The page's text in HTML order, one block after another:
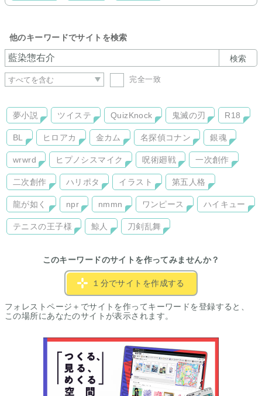
他のキーワードでサイトを検索
検索
完全一致
夢小説 ツイステ QuizKnock 鬼滅の刃 R18
BL ヒロアカ 金カム 名探偵コナン 銀魂
wrwrd ヒプノシスマイク 呪術廻戦 一次創作
二次創作 ハリポタ イラスト 第五人格
龍が如く npr nmmn ワンピース ハイキュー
テニスの王子様 鯨人 刀剣乱舞
このキーワードのサイトを作ってみませんか？
１分でサイトを作成する
フォレストページ＋でサイトを作ってキーワードを登録すると、
この場所にあなたのサイトが表示されます。